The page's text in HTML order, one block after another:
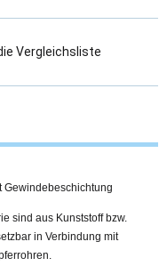
Vergleichsliste
Gewindebeschichtung
sind aus Kunststoff bzw.
in Verbindung mit